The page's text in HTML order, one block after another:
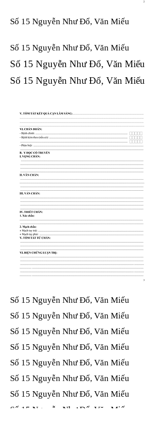
Số 15 Nguyễn Như Đổ, Văn Miếu
Số 15 Nguyễn Như Đổ, Văn Miếu​​​​
Số 15 Nguyễn Như Đổ, Văn Miếu​​​​
Số 15 Nguyễn Như Đổ, Văn Miếu​​​​
Số 15 Nguyễn Như Đổ, Văn Miếu​​​​
Số 15 Nguyễn Như Đổ, Văn Miếu​​​​
Số 15 Nguyễn Như Đổ, Văn Miếu​​​​
Số 15 Nguyễn Như Đổ, Văn Miếu​​​​
Số 15 Nguyễn Như Đổ, Văn Miếu​​​​
Số 15 Nguyễn Như Đổ, Văn Miếu​​​​
Số 15 Nguyễn Như Đổ, Văn Miếu​​​​
Số 15 Nguyễn Như Đổ, Văn Miếu​​​​